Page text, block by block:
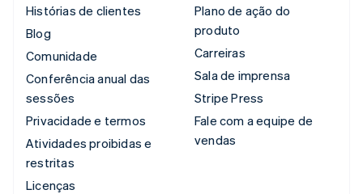
Histórias de clientes
Blog
Comunidade
Conferência anual das
sessões
Privacidade e termos
Atividades proibidas e
restritas
Licenças
Plano de ação do
produto
Carreiras
Sala de imprensa
Stripe Press
Fale com a equipe de
vendas